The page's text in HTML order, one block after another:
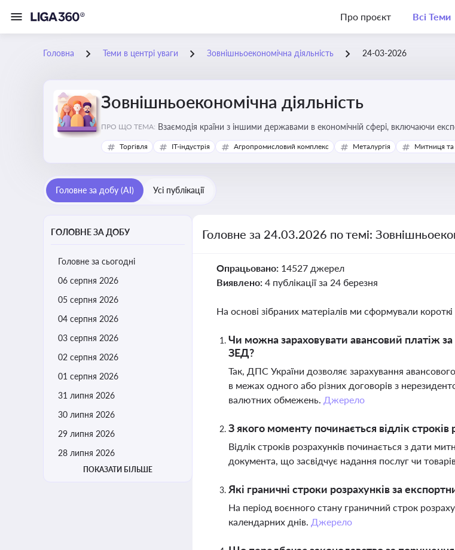
Про проєкт Всі Теми
Головна Теми в центрі уваги Зовнішньоекономічна діяльність 24-03-2026
Зовнішньоекономічна діяльність
ПРО ЩО ТЕМА: Взаємодія країни з іншими державами в економічній сфері, включаючи
інвестиції, торгівлю, митне регулювання
Торгівля IT-індустрія Агропромисловий комплекс Металургія Митниця
Головне за добу (AI) Усі публікації
ГОЛОВНЕ ЗА ДОБУ
Головне за сьогодні
06 серпня 2026
05 серпня 2026
04 серпня 2026
03 серпня 2026
02 серпня 2026
01 серпня 2026
31 липня 2026
30 липня 2026
29 липня 2026
28 липня 2026
ПОКАЗАТИ БІЛЬШЕ
Головне за 24.03.2026 по темі:
Опрацьовано: 14527 джерел
Виявлено: 4 публікації за 24 березня
На основі зібраних матеріалів ми сформували
Чи можна зараховувати авансовий платіж
ЗЕД?
Так, ДПС України дозволяє зарахування
в межах одного або різних договорів з
валютних обмежень. Джерело
З якого моменту починається відлік
Відлік строків розрахунків починається з дати
документа, що засвідчує надання послуг чи
Які граничні строки розрахунків за
На період воєнного стану граничний строк
календарних днів. Джерело